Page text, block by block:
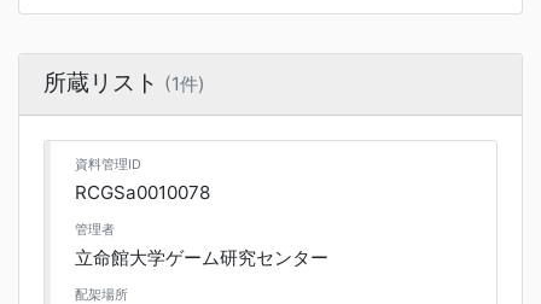
所蔵リスト (1件)
資料管理ID
RCGSa0010078
管理者
立命館大学ゲーム研究センター
配架場所